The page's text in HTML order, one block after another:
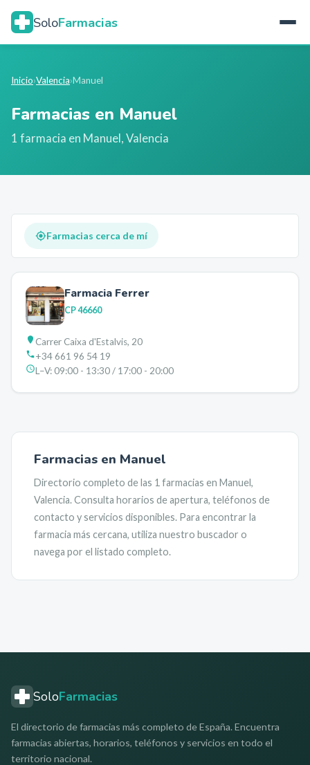
SoloFarmacias
Inicio›Valencia›Manuel
Farmacias en Manuel
1 farmacia en Manuel,Valencia
Farmacias cerca de mí
Farmacia Ferrer
CP46660
Carrer Caixa d'Estalvis, 20
+34 661 96 54 19
L–V:09:00 - 13:30 / 17:00 - 20:00
Farmacias en Manuel
Directorio completo de las 1 farmacias en Manuel,
Valencia. Consulta horarios de apertura, teléfonos de
contacto y servicios disponibles. Para encontrar la
farmacia más cercana, utiliza nuestro buscador o
navega por el listado completo.
SoloFarmacias
El directorio de farmacias más completo de España. Encuentra
farmacias abiertas, horarios, teléfonos y servicios en todo el
territorio nacional.